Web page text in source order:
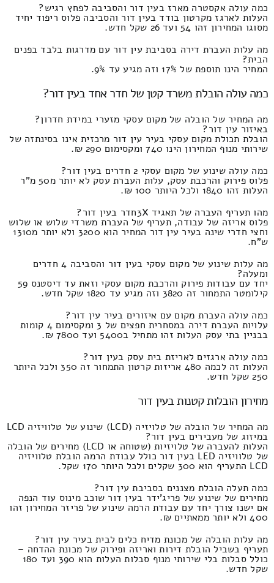
כמה עולה אקסטרה מארז בעין דור והסביבה לפחץ רגיש?
העלות לארגז מקרטון בודד בעין דור והסביבה פלוס ריפוד יחיד
מסוגו המחירון זהו 54 ועד 26 שקל חדש.
מה עלות העברת דירה בסביבת עין דור עם מדרגות בלבד בפנים
הבית?
המחיר הינו תוספת של 17% וזה מגיע עד 9%.
כמה עולה הובלת משרד קטן של חדר אחד בעין דור?
מה המחיר של הובלה של מקום עסקי מזערי במידת חדרון?
באיזור עין דור?
הובלת תכולת מקום עסקי בעיר עין דור מרכזית אינו בסינתזה של
שירותי מנוף המחירון הינו 740 ומקסימום 290 ₪.
כמה עולה שינוע של מקום עסקי 2 חדרים בעין דור?
פלוס פירוק והרכבת עסק, עלות העברת עסק לא יותר מ50 מ"ר
העלות זהו 1840 ולכל היותר 100 ₪.
מהו תעריף העברה של תאגיד 3Xחדר בעין דור?
פלוס אריזה של עבודה, תעריף של העברת משרדי שלוש או שלוש
וחצי חדרי שינה בעיר עין דור המחיר הוא 3200 ולא יותר מ1310
ש"ח.
מה עלות שינוע של מקום עסקי בעין דור והסביבה 4 חדרים
ומעלה?
יחד עם עבודות פירוק והרכבת מקום עסקי וזאת עד דיסטנס 59
קילומטר התמחור זה 3820 וזה מגיע עד 1820 שקל חדש.
כמה עולה העברת מקום עם איזורים בעיר עין דור?
עלויות העברת דירה במסחרית חפצים של 3 ומקסימום 4 קומות
בבניין בתי עסק העלות זהו מתחיל ב5400 ועד 7800 ₪.
כמה עולה ארגזים לאריזת בית עסק בעין דור?
העלות זה לכמה 480 אריזות קרטון התמחור זה 350 ולכל היותר
250 שקל חדש.
מחירון הובלות קטנות בעין דור
מה המחיר של הובלה של טלויזיה (LCD) שינוע של טלוויזיה LCD
במיזוג של מעבירים בעין דור?
העלות להעברה של טלויזיות (שטוחה או LCD) מחירים של הובלה
של טלוויזיה LED בעין דור כולל עבודת הרמה הובלת טלוויזיה
LCD התעריף הוא 300 שקלים ולכל היותר 170 שקל.
כמה תעלה הובלת מצננים בסביבת עין דור?
מחירים של שינוע של פריג'ידר בעין דור שוכב מינוס עוד הנפה
אם ישנו צורך יחד עם עבודת הרמה שינוע של פריזר המחירון זהו
400 ולא יותר ממאתיים ₪.
מה עלות הובלה של מכונת מדיח כלים לבית בעיר עין דור?
תעריף בשביל הובלת דירות ואריזה ופירוק של מכונת ההדחה –
כולל סבלות בלי שירותי מנוף סבלות העלות הוא 390 ועד 180
שקל חדש.